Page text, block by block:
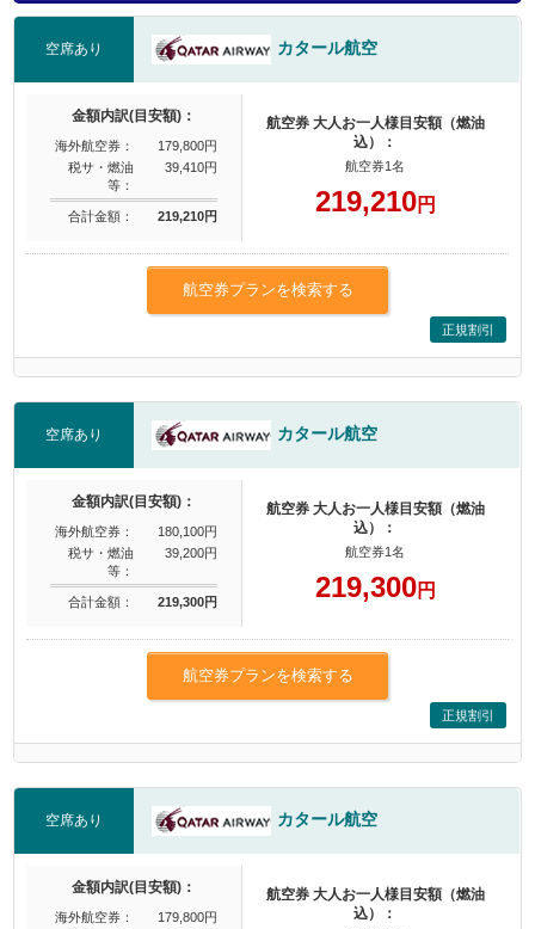
空席あり カタール航空
金額内訳(目安額)：
海外航空券：
179,800円
税サ・燃油
等：
39,410円
合計金額： 219,210円
航空券 大人お一人様目安額（燃油
込）：
航空券1名
219,210円
航空券プランを検索する
正規割引
空席あり カタール航空
金額内訳(目安額)：
海外航空券：
180,100円
税サ・燃油
等：
39,200円
合計金額： 219,300円
航空券 大人お一人様目安額（燃油
込）：
航空券1名
219,300円
航空券プランを検索する
正規割引
空席あり カタール航空
金額内訳(目安額)：
海外航空券：
179,800円
航空券 大人お一人様目安額（燃油
込）：